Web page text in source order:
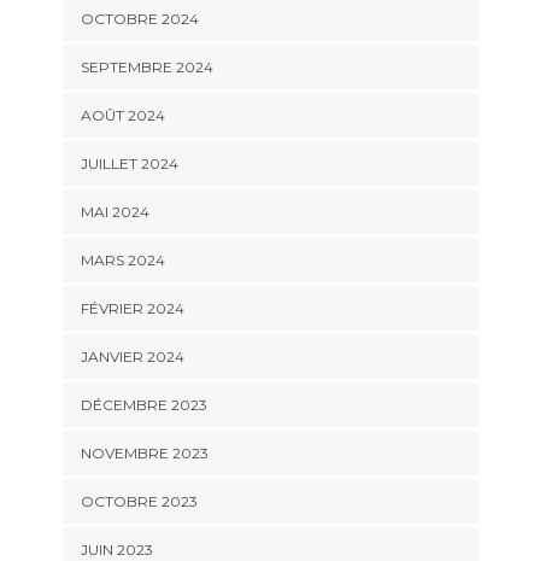
OCTOBRE 2024
SEPTEMBRE 2024
AOÛT 2024
JUILLET 2024
MAI 2024
MARS 2024
FÉVRIER 2024
JANVIER 2024
DÉCEMBRE 2023
NOVEMBRE 2023
OCTOBRE 2023
JUIN 2023